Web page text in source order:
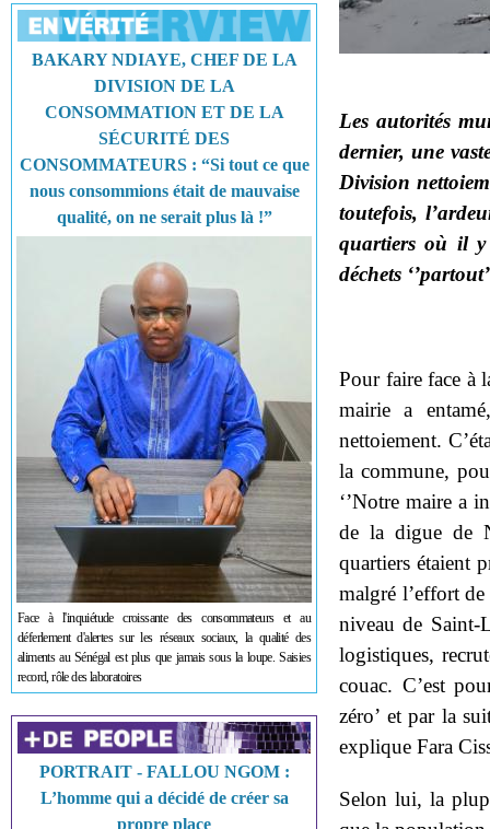
BAKARY NDIAYE, CHEF DE LA
DIVISION DE LA
CONSOMMATION ET DE LA
SÉCURITÉ DES
CONSOMMATEURS : “Si tout ce que
nous consommions était de mauvaise
qualité, on ne serait plus là !”
Face à l'inquiétude croissante des consommateurs et au
déferlement d'alertes sur les réseaux sociaux, la qualité des
aliments au Sénégal est plus que jamais sous la loupe. Saisies
record, rôle des laboratoires
PORTRAIT - FALLOU NGOM :
L’homme qui a décidé de créer sa
propre place
Les autorités
dernier, une
Division
toutefois,
quartiers où il y
déchets
Pour faire face à
mairie a
nettoiement.
la commune,
‘’Notre maire a
de la digue de
quartiers étaient
malgré l’effort
niveau de Saint-
logistiques,
couac. C’est
zéro’ et par la
explique Fara
Selon lui, la